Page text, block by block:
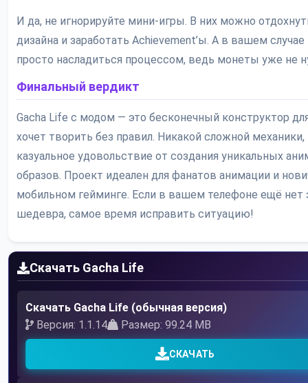
И да, не игнорируйте мини-игры. В них можно
дизайна и заработать Achievement’ы. А в вашем
просто насладиться процессом, ведь монеты уже не
Финальный вердикт
Gacha Life с модом — это бесконечный конструктор
хочет творить без правил. Никакой сложной механики,
казуальное удовольствие от создания уникальных
образов. Проект идеален для фанатов анимации и
мобильном гейминге. Если в вашем телефоне ещё нет
шедевра, самое время исправить ситуацию!
Скачать Gacha Life
Скачать Gacha Life (обычная версия)
Версия: 1.1.14
Размер: 99.24 MB
СКАЧАТЬ